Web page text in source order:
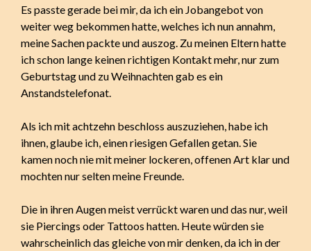
Es passte gerade bei mir, da ich ein Jobangebot von
weiter weg bekommen hatte, welches ich nun annahm,
meine Sachen packte und auszog. Zu meinen Eltern hatte
ich schon lange keinen richtigen Kontakt mehr, nur zum
Geburtstag und zu Weihnachten gab es ein
Anstandstelefonat.
Als ich mit achtzehn beschloss auszuziehen, habe ich
ihnen, glaube ich, einen riesigen Gefallen getan. Sie
kamen noch nie mit meiner lockeren, offenen Art klar und
mochten nur selten meine Freunde.
Die in ihren Augen meist verrückt waren und das nur, weil
sie Piercings oder Tattoos hatten. Heute würden sie
wahrscheinlich das gleiche von mir denken, da ich in der